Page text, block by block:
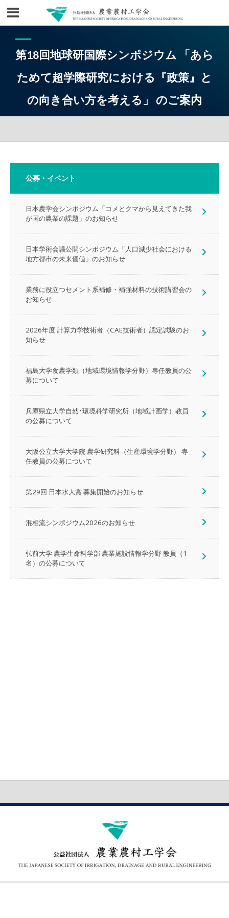
第18回地球研国際シンポジウム 「あら
ためて超学際研究における『政策』と
の向き合い方を考える」 のご案内
公募・イベント
日本農学会シンポジウム「コメとクマから見えてきた我
が国の農業の課題」のお知らせ
日本学術会議公開シンポジウム「人口減少社会における
地方都市の未来価値」のお知らせ
業務に役立つセメント系補修・補強材料の技術講習会の
お知らせ
2026年度 計算力学技術者（CAE技術者）認定試験のお
知らせ
福島大学食農学類（地域環境情報学分野）専任教員の公
募について
兵庫県立大学自然･環境科学研究所（地域計画学）教員
の公募について
大阪公立大学大学院 農学研究科（生産環境学分野） 専
任教員の公募について
第29回 日本水大賞 募集開始のお知らせ
混相流シンポジウム2026のお知らせ
弘前大学 農学生命科学部 農業施設情報学分野 教員（1
名）の公募について